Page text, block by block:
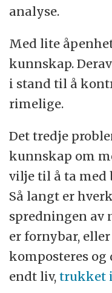
analyse.
Med lite
kunnskap.
i stand til å
rimelige.
Det tredje
kunnskap om
vilje til å ta med
Så langt er
spredningen av
er fornybar,
komposteres og
endt liv,trukket